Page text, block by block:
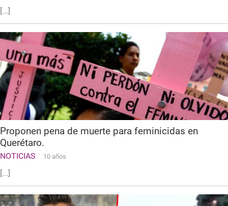
[...]
Proponen pena de muerte para feminicidas en
Querétaro.
NOTICIAS 10 años
[...]